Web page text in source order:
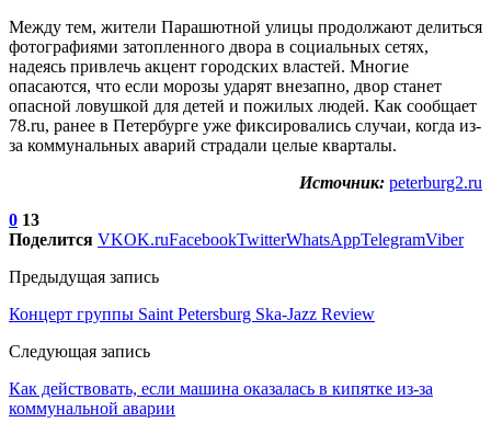
Между тем, жители Парашютной улицы продолжают делиться
фотографиями затопленного двора в социальных сетях,
надеясь привлечь акцент городских властей. Многие
опасаются, что если морозы ударят внезапно, двор станет
опасной ловушкой для детей и пожилых людей. Как сообщает
78.ru, ранее в Петербурге уже фиксировались случаи, когда из-
за коммунальных аварий страдали целые кварталы.
Источник: peterburg2.ru
0 13
Поделится VKOK.ruFacebookTwitterWhatsAppTelegramViber
Предыдущая запись
Концерт группы Saint Petersburg Ska-Jazz Review
Следующая запись
Как действовать, если машина оказалась в кипятке из-за
коммунальной аварии